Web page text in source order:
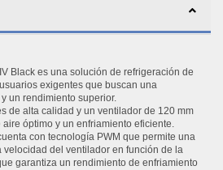
Black es una solución de refrigeración de
exigentes que buscan una
un rendimiento superior.
de alta calidad y un ventilador de 120 mm
óptimo y un enfriamiento eficiente.
con tecnología PWM que permite una
del ventilador en función de la
garantiza un rendimiento de enfriamiento